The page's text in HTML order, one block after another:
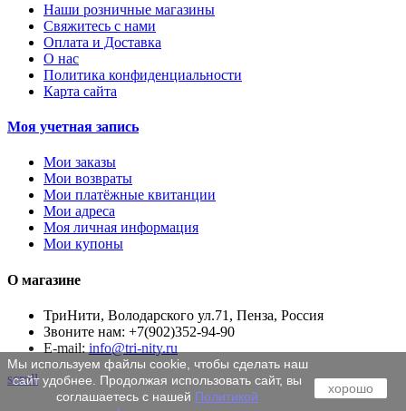
Наши розничные магазины
Свяжитесь с нами
Оплата и Доставка
О нас
Политика конфиденциальности
Карта сайта
Моя учетная запись
Мои заказы
Мои возвраты
Мои платёжные квитанции
Мои адреса
Моя личная информация
Мои купоны
О магазине
ТриНити, Володарского ул.71, Пенза, Россия
Звоните нам: +7(902)352-94-90
E-mail: info@tri-nity.ru
scroll
Мы используем файлы cookie, чтобы сделать наш
сайт удобнее. Продолжая использовать сайт, вы
соглашаетесь с нашей Политикой
хорошо